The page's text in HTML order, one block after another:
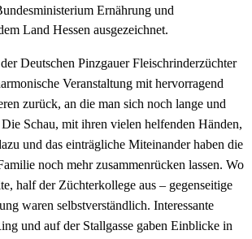
Ernährung und
Land Hessen ausgezeichnet.
Deutschen Pinzgauer Fleischrinderzüchter
Veranstaltung mit hervorragend
zurück, an die man sich noch lange und
Schau, mit ihren vielen helfenden Händen,
und das einträgliche Miteinander haben die
noch mehr zusammenrücken lassen. Wo
half der Züchterkollege aus – gegenseitige
waren selbstverständlich. Interessante
und auf der Stallgasse gaben Einblicke in